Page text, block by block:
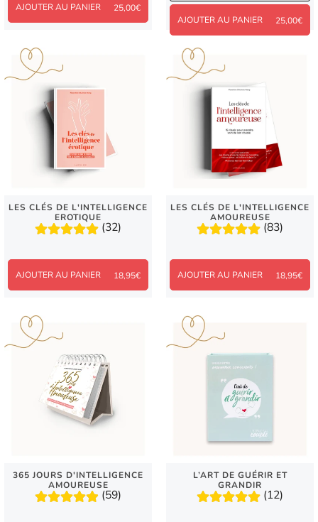
AJOUTER AU PANIER 25,00€
AJOUTER AU PANIER 25,00€
LES CLÉS DE L'INTELLIGENCE
EROTIQUE
(32)
AJOUTER AU PANIER 18,95€
LES CLÉS DE L'INTELLIGENCE
AMOUREUSE
(83)
AJOUTER AU PANIER 18,95€
365 JOURS D'INTELLIGENCE
AMOUREUSE
(59)
L’ART DE GUÉRIR ET
GRANDIR
(12)